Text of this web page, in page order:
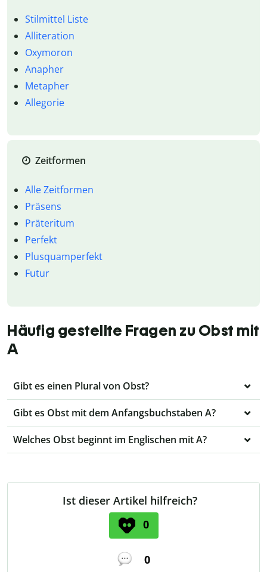
Stilmittel Liste
Alliteration
Oxymoron
Anapher
Metapher
Allegorie
Zeitformen
Alle Zeitformen
Präsens
Präteritum
Perfekt
Plusquamperfekt
Futur
Häufig gestellte Fragen zu Obst mit
A
Gibt es einen Plural von Obst?
Gibt es Obst mit dem Anfangsbuchstaben A?
Welches Obst beginnt im Englischen mit A?
Ist dieser Artikel hilfreich?
0
0